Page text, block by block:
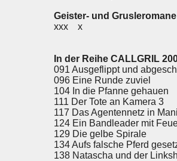
Geister- und
xxx x
In der Reihe CALLGRIL
091 Ausgeflippt und
096 Eine Runde zuviel
104 In die Pfanne gehauen
111 Der Tote an Kamera 3
117 Das Agentennetz in
124 Ein Bandleader mit
129 Die gelbe Spirale
134 Aufs falsche Pferd
138 Natascha und der